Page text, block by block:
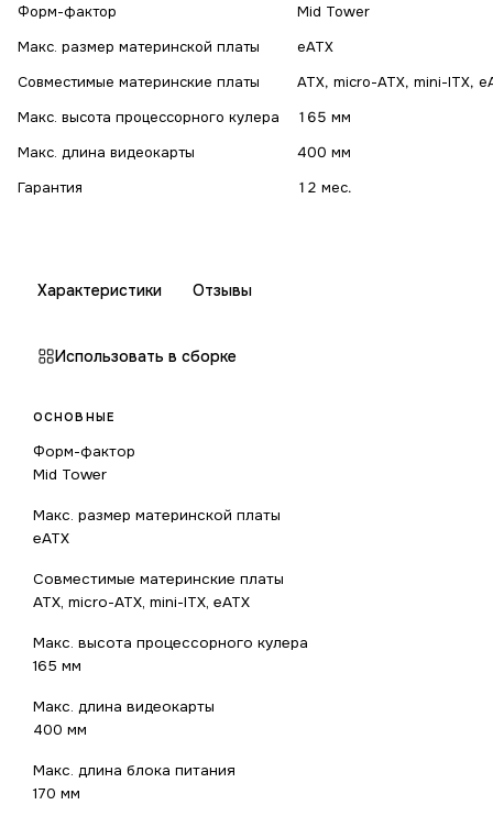
Форм-фактор
Mid Tower
Макс. размер материнской платы
eATX
Совместимые материнские платы
ATX, micro-ATX, mini-ITX,
Макс. высота процессорного кулера
165 мм
Макс. длина видеокарты
400 мм
Гарантия
12 мес.
Характеристики Отзывы
Использовать в сборке
ОСНОВНЫЕ
Форм-фактор
Mid Tower
Макс. размер материнской платы
eATX
Совместимые материнские платы
ATX, micro-ATX, mini-ITX, eATX
Макс. высота процессорного кулера
165 мм
Макс. длина видеокарты
400 мм
Макс. длина блока питания
170 мм